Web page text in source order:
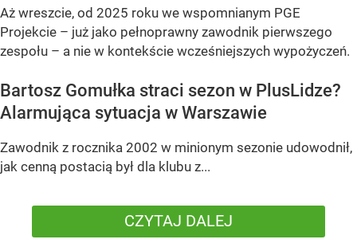
Aż wreszcie, od 2025 roku we wspomnianym PGE
Projekcie – już jako pełnoprawny zawodnik pierwszego
zespołu – a nie w kontekście wcześniejszych wypożyczeń.
Bartosz Gomułka straci sezon w PlusLidze?
Alarmująca sytuacja w Warszawie
Zawodnik z rocznika 2002 w minionym sezonie udowodnił,
jak cenną postacią był dla klubu z...
CZYTAJ DALEJ